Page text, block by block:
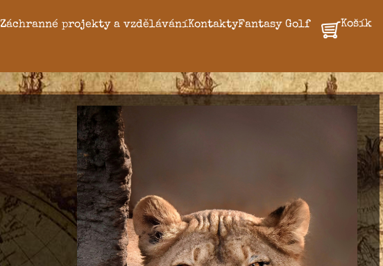
Záchranné projekty a vzděláváníKontaktyFantasy Golf Košík